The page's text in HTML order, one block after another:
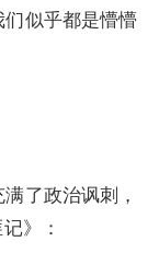
似乎都是懵懵
了政治讽刺，
》：